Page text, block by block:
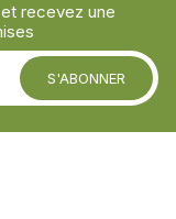
recevez une
S'ABONNER